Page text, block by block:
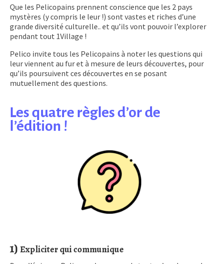
Que les Pelicopains prennent conscience que les 2 pays
mystères (y compris le leur !) sont vastes et riches d’une
grande diversité culturelle.. et qu’ils vont pouvoir l’explorer
pendant tout 1Village !
Pelico invite tous les Pelicopains à noter les questions qui
leur viennent au fur et à mesure de leurs découvertes, pour
qu’ils poursuivent ces découvertes en se posant
mutuellement des questions.
Les quatre règles d’or de
l’édition !
1) Expliciter qui communique